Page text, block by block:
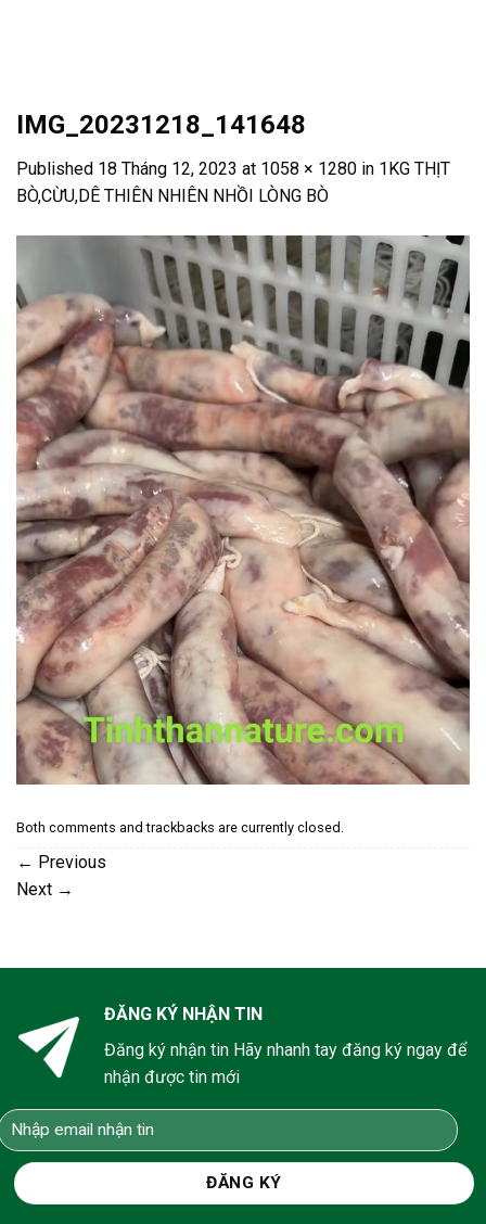
IMG_20231218_141648
Published 18 Tháng 12, 2023 at 1058 × 1280 in 1KG THỊT
BÒ,CỪU,DÊ THIÊN NHIÊN NHỒI LÒNG BÒ
Both comments and trackbacks are currently closed.
← Previous
Next →
ĐĂNG KÝ NHẬN TIN
Đăng ký nhận tin Hãy nhanh tay đăng ký ngay để
nhận được tin mới